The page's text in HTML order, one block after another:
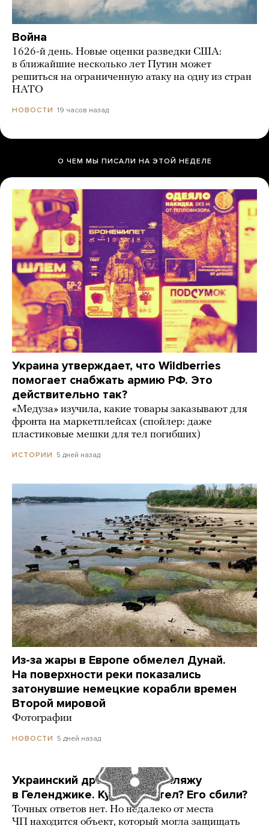
Война
1626-й день. Новые оценки разведки США:
в ближайшие несколько лет Путин может
решиться на ограниченную атаку на одну из стран
НАТО
НОВОСТИ 19 часов назад
О ЧЕМ МЫ ПИСАЛИ НА ЭТОЙ НЕДЕЛЕ
Украина утверждает, что Wildberries
помогает снабжать армию РФ. Это
действительно так?
«Медуза» изучила, какие товары заказывают для
фронта на маркетплейсах (спойлер: даже
пластиковые мешки для тел погибших)
ИСТОРИИ 5 дней назад
Из-за жары в Европе обмелел Дунай.
На поверхности реки показались
затонувшие немецкие корабли времен
Второй мировой
Фотографии
НОВОСТИ 5 дней назад
Украинский дрон попал по пляжу
в Геленджике. Куда он летел? Его сбили?
Точных ответов нет. Но недалеко от места
ЧП находится объект, который могла защищать